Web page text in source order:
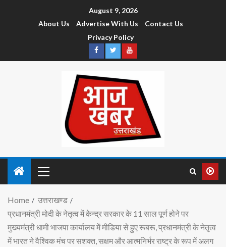
August 9, 2026
About Us
Advertise With Us
Contact Us
Privacy Policy
Home
उत्तराखण्ड
प्रधानमंत्री मोदी के नेतृत्व में केन्द्र सरकार के 11 साल पूर्ण होने पर
मुख्यमंत्री धामी भाजपा कार्यालय में मीडिया से हुए रूबरू, प्रधानमंत्री के नेतृत्व
में भारत ने वैश्विक मंच पर सशक्त, सक्षम और आत्मनिर्भर राष्ट्र के रूप में अलग